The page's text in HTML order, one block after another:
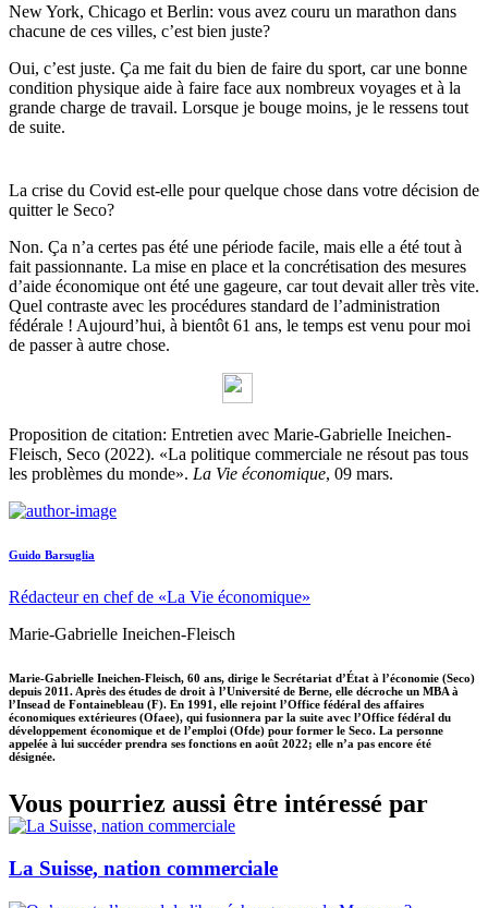
New York, Chicago et Berlin: vous avez couru un marathon dans
chacune de ces villes, c’est bien juste?
Oui, c’est juste. Ça me fait du bien de faire du sport, car une bonne
condition physique aide à faire face aux nombreux voyages et à la
grande charge de travail. Lorsque je bouge moins, je le ressens tout
de suite.
La crise du Covid est-elle pour quelque chose dans votre décision de
quitter le Seco?
Non. Ça n’a certes pas été une période facile, mais elle a été tout à
fait passionnante. La mise en place et la concrétisation des mesures
d’aide économique ont été une gageure, car tout devait aller très vite.
Quel contraste avec les procédures standard de l’administration
fédérale ! Aujourd’hui, à bientôt 61 ans, le temps est venu pour moi
de passer à autre chose.
Proposition de citation: Entretien avec Marie-Gabrielle Ineichen-
Fleisch, Seco (2022). «La politique commerciale ne résout pas tous
les problèmes du monde». La Vie économique, 09 mars.
Guido Barsuglia
Rédacteur en chef de «La Vie économique»
Marie-Gabrielle Ineichen-Fleisch
Marie-Gabrielle Ineichen-Fleisch, 60 ans, dirige le Secrétariat d’État à l’économie (Seco)
depuis 2011. Après des études de droit à l’Université de Berne, elle décroche un MBA à
l’Insead de Fontainebleau (F). En 1991, elle rejoint l’Office fédéral des affaires
économiques extérieures (Ofaee), qui fusionnera par la suite avec l’Office fédéral du
développement économique et de l’emploi (Ofde) pour former le Seco. La personne
appelée à lui succéder prendra ses fonctions en août 2022; elle n’a pas encore été
désignée.
Vous pourriez aussi être intéressé par
La Suisse, nation commerciale